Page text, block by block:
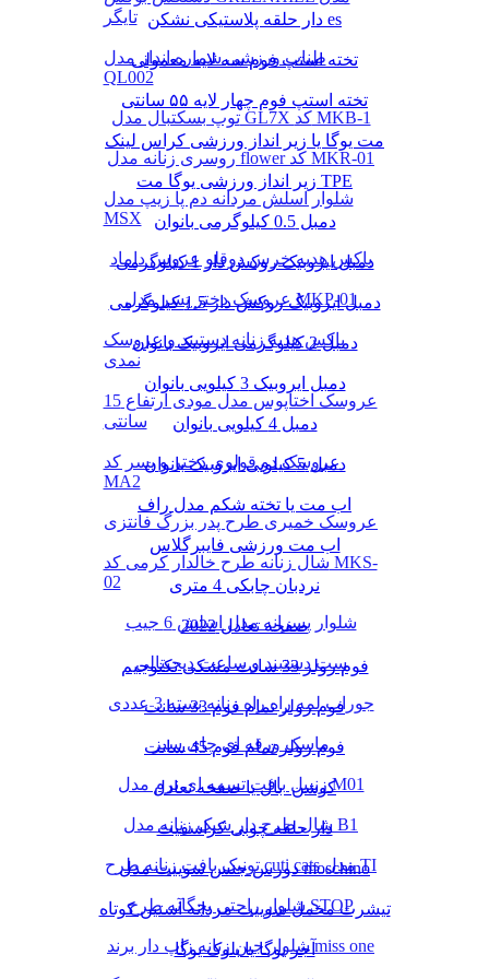
تایگر
طناب ورزشی شماره انداز مدل
QL002
توپ بسکتبال مدل GL7X کد MKB-1
روسری زنانه مدل flower کد MKR-01
شلوار اسلش مردانه دم پا زیپ مدل
MSX
باکس هدیه خرس دوقلو عروس داماد
عروسک دختر پسر مدل MKP-01
باکس هدیه زنانه دستبند و عروسک
نمدی
عروسک اختاپوس مدل مودی ارتفاع 15
سانتی
عروسک دو قولوی دختر و پسر کد
MA2
عروسک خمیری طرح پدر بزرگ فانتزی
شال زنانه طرح خالدار کرمی کد MKS-
02
شلوار پسرانه مدل اسلش 6 جیب
ست دستبند و ساعت دیجیتالی
جوراب لمه راه راه زنانه بسته 3 عددی
ماسک ورقه ای چای سبز
زنبیل بافت تسمه ای نرم مدل M01
شال طرح دار شیک زنانه مدل B1
تونیک بافت زنانه طرح cuti cats مدل TI
شلوار راحتی بچگانه طرح STOP
شلوار جین زنانه زاپ دار برند miss one
دار حلقه پلاستیکی نشکن es
تخته استپ فوم سه لایه معمولی
تخته استپ فوم چهار لایه ۵۵ سانتی
مت یوگا یا زیر انداز ورزشی کراس لینک
زیر انداز ورزشی یوگا مت TPE
دمبل 0.5 کیلوگرمی بانوان
دمبل ایروبیک روکش‌ دار 1 کیلوگرمی
دمبل ایروبیک روکش‌ دار 1.5 کیلوگرمی
دمبل 2 کیلوگرمی ایروبیک بانوان
دمبل ایروبیک 3 کیلویی بانوان
دمبل 4 کیلویی بانوان
دمبل 5 کیلویی ایروبیک بانوان
اب مت یا تخته شکم مدل راف
اب مت ورزشی فایبرگلاس
نردبان چابکی 4 متری
صفحه تعادل 2022
فوم رولر 33 سانت مشکی تکنوجیم
فوم رولر تمام فوم 33 سانت
فوم رولر تمام فوم 45 سانت
کوشن بال یا صفحه تعادل
دار حلقه چوبی کراسفیت
دورس جنس سوییت مدل moschino
تیشرت مخمل سوییت مردانه آستین کوتاه
آجر یوگا یا بلوک یوگا